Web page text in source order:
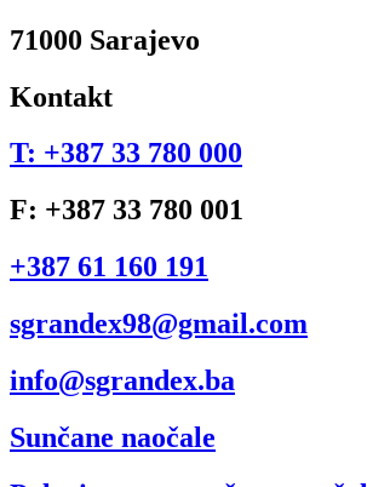
71000 Sarajevo
Kontakt
T: +387 33 780 000
F: +387 33 780 001
+387 61 160 191
sgrandex98@gmail.com
info@sgrandex.ba
Sunčane naočale